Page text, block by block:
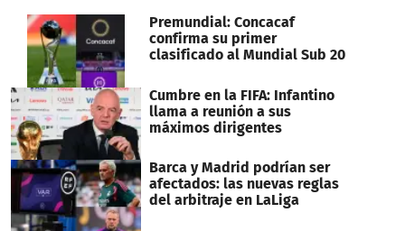
Premundial: Concacaf
confirma su primer
clasificado al Mundial Sub 20
Cumbre en la FIFA: Infantino
llama a reunión a sus
máximos dirigentes
Barca y Madrid podrían ser
afectados: las nuevas reglas
del arbitraje en LaLiga